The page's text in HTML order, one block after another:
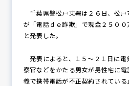
防犯セミナ
防犯対策
千葉県警松戸東署は２６日、松戸
が「電話ｄｅ詐欺」で現金２５０
と発表した。
発表によると、１５～２１日に電
察官などをかたる男女が男性宅に
義で携帯電話が不正契約されてい